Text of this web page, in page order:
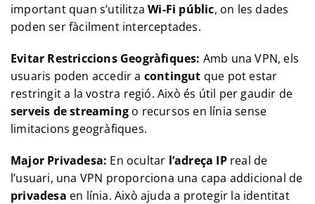
important quan s’utilitzaWi-Fi públic, on les dades
poden ser fàcilment interceptades.
Evitar Restriccions Geogràfiques: Amb una VPN, els
usuaris poden accedir a contingut que pot estar
restringit a la vostra regió. Això és útil per gaudir de
serveis de streaming o recursos en línia sense
limitacions geogràfiques.
Major Privadesa: En ocultar l’adreça IPreal de
l’usuari, una VPN proporciona una capa addicional de
privadesa en línia. Això ajuda a protegir la identitat